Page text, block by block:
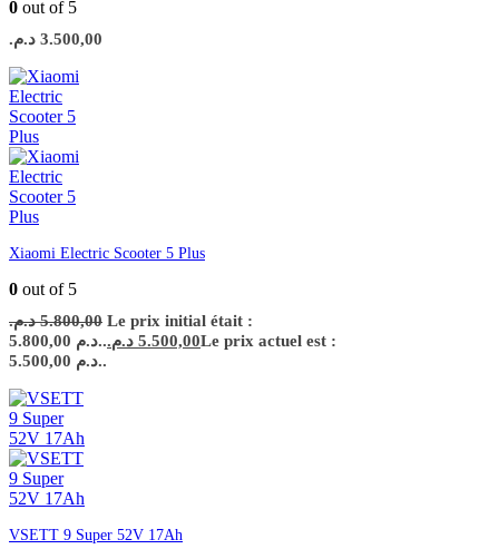
0 out of 5
3.500,00 د.م.
Xiaomi Electric Scooter 5 Plus
0 out of 5
5.800,00 د.م.
Le prix initial était :
5.800,00 د.م..
5.500,00 د.م.
Le prix actuel est :
5.500,00 د.م..
VSETT 9 Super 52V 17Ah